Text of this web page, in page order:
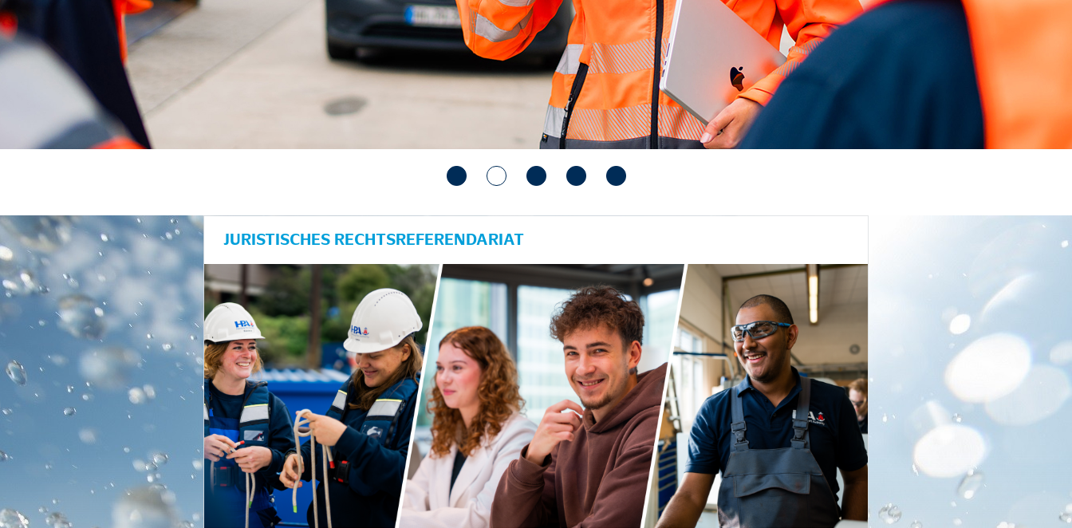
anzeigen/schließen
JURISTISCHES RECHTSREFERENDARIAT